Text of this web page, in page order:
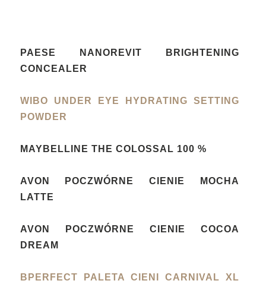
PAESE NANOREVIT BRIGHTENING
CONCEALER
WIBO UNDER EYE HYDRATING SETTING
POWDER
MAYBELLINE THE COLOSSAL 100 %
AVON POCZWÓRNE CIENIE
MOCHA
LATTE
AVON POCZWÓRNE CIENIE COCOA
DREAM
BPERFECT PALETA CIENI CARNIVAL XL